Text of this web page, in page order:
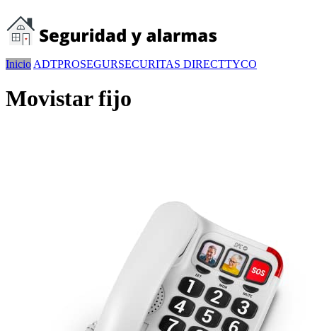
Inicio ADTPROSEGURSECURITAS DIRECTTYCO
Movistar fijo